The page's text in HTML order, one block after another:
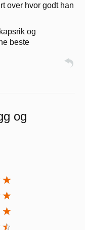
over hvor godt han
og
beste
og